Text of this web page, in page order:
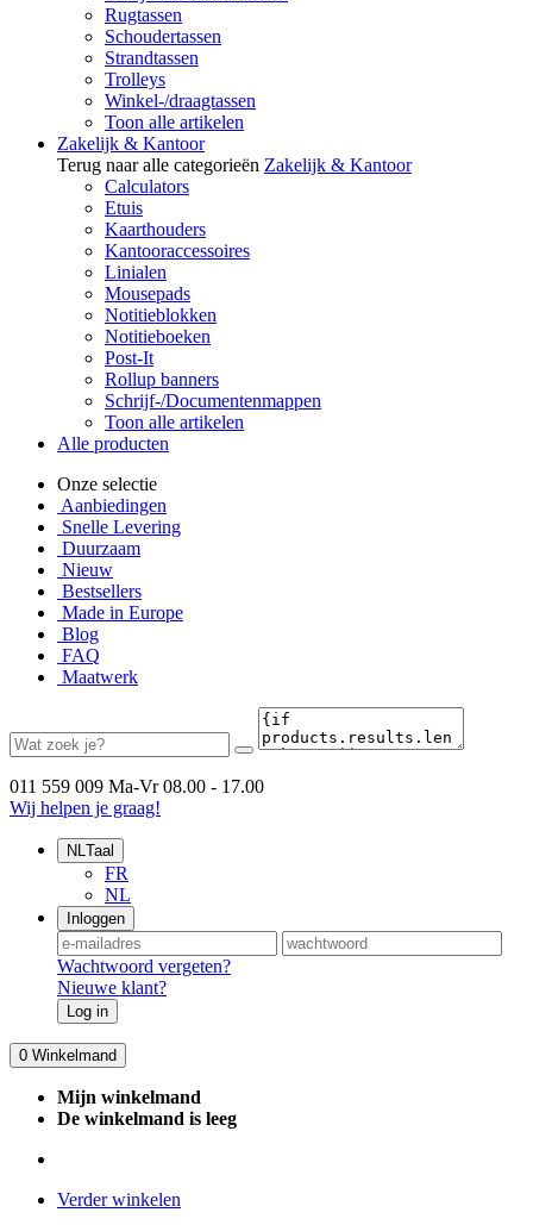
Rugtassen
Schoudertassen
Strandtassen
Trolleys
Winkel-/draagtassen
Toon alle artikelen
Zakelijk & Kantoor
Terug naar alle categorieën Zakelijk & Kantoor
Calculators
Etuis
Kaarthouders
Kantooraccessoires
Linialen
Mousepads
Notitieblokken
Notitieboeken
Post-It
Rollup banners
Schrijf-/Documentenmappen
Toon alle artikelen
Alle producten
Onze selectie
Aanbiedingen
Snelle Levering
Duurzaam
Nieuw
Bestsellers
Made in Europe
Blog
FAQ
Maatwerk
011 559 009 Ma-Vr 08.00 - 17.00
Wij helpen je graag!
NLTaal
FR
NL
Inloggen
Wachtwoord vergeten?
Nieuwe klant?
Log in
0 Winkelmand
Mijn winkelmand
De winkelmand is leeg
Verder winkelen